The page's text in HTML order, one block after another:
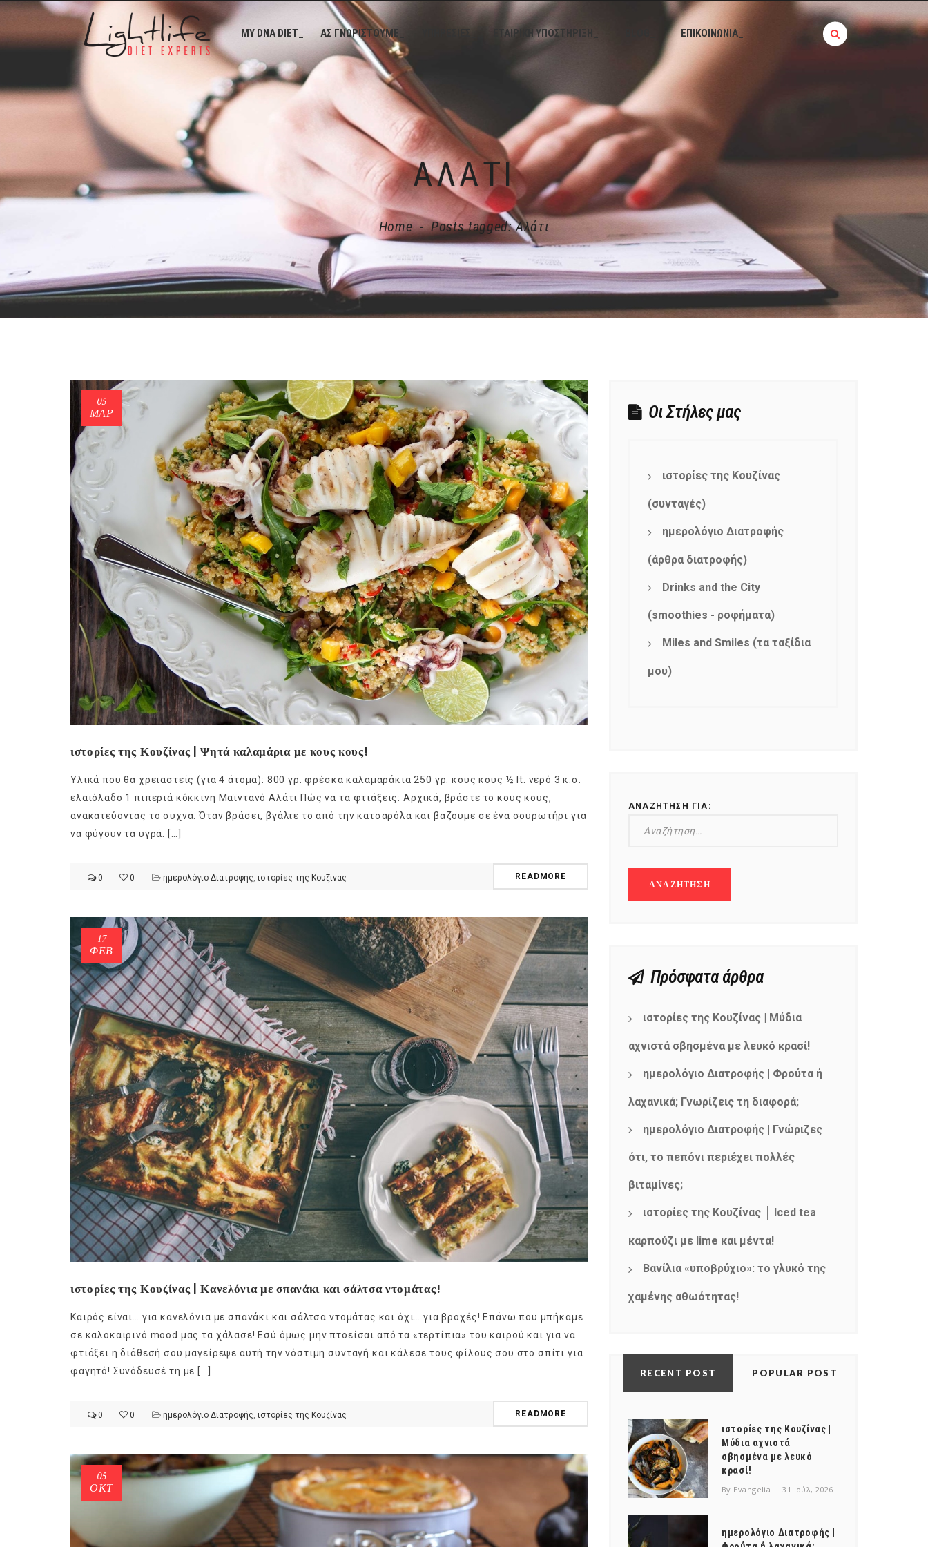
MY DNA DIET_ ΑΣ ΓΝΩΡΙΣΤΟΥΜΕ_ ΕΤΑΙΡΙΚΗ ΥΠΟΣΤΗΡΙΞΗ_ ΕΠΙΚΟΙΝΩΝΙΑ_
AΛΆΤΙ
Home - Posts tagged: Aλάτι
05
ΜΑΡ
ιστορίες της Κουζίνας | Ψητά καλαμάρια με κους κους!
Υλικά που θα χρειαστείς (για 4 άτομα): 800 γρ. φρέσκα καλαμαράκια 250 γρ. κους κους ½ lt. νερό 3 κ.σ.
ελαιόλαδο 1 πιπεριά κόκκινη Mαϊντανό Aλάτι Πώς να τα φτιάξεις: Αρχικά, βράστε το κους κους,
ανακατεύοντάς το συχνά. Όταν βράσει, βγάλτε το από την κατσαρόλα και βάζουμε σε ένα σουρωτήρι για
να φύγουν τα υγρά. […]
0 0 ημερολόγιο Διατροφής, ιστορίες της Κουζίνας READMORE
17
ΦΕΒ
ιστορίες της Κουζίνας | Κανελόνια με σπανάκι και σάλτσα ντομάτας!
Καιρός είναι… για κανελόνια με σπανάκι και σάλτσα ντομάτας και όχι… για βροχές! Επάνω που μπήκαμε
σε καλοκαιρινό mood μας τα χάλασε! Εσύ όμως μην πτοείσαι από τα «τερτίπια» του καιρού και για να
φτιάξει η διάθεσή σου μαγείρεψε αυτή την νόστιμη συνταγή και κάλεσε τους φίλους σου στο σπίτι για
φαγητό! Συνόδευσέ τη με […]
0 0 ημερολόγιο Διατροφής, ιστορίες της Κουζίνας READMORE
05
ΟΚΤ
Οι Στήλες μας
ιστορίες της Κουζίνας
(συνταγές)
ημερολόγιο Διατροφής
(άρθρα διατροφής)
Drinks and the City
(smoothies - ροφήματα)
Miles and Smiles (τα ταξίδια
μου)
ΑΝΑΖΉΤΗΣΗ ΓΙΑ:
Πρόσφατα άρθρα
ιστορίες της Κουζίνας | Μύδια
αχνιστά σβησμένα με λευκό κρασί!
ημερολόγιο Διατροφής | Φρούτα ή
λαχανικά; Γνωρίζεις τη διαφορά;
ημερολόγιο Διατροφής | Γνώριζες
ότι, το πεπόνι περιέχει πολλές
βιταμίνες;
ιστορίες της Κουζίνας │ Iced tea
καρπούζι με lime και μέντα!
Βανίλια «υποβρύχιο»: το γλυκό της
χαμένης αθωότητας!
RECENT POST POPULAR POST
ιστορίες της Κουζίνας |
Μύδια αχνιστά
σβησμένα με λευκό
κρασί!
By Evangelia 31 Ιούλ, 2026
ημερολόγιο Διατροφής |